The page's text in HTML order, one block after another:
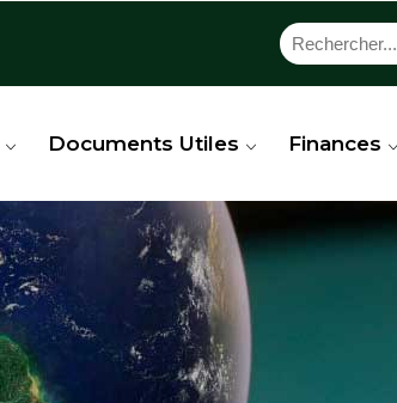
Documents Utiles Finances